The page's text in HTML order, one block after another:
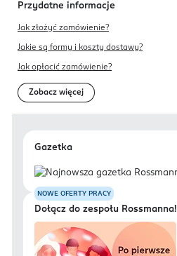
Przydatne informacje
Jak złożyć zamówienie?
Jakie są formy i koszty dostawy?
Jak opłacić zamówienie?
Zobacz więcej
Gazetka
NOWE OFERTY PRACY
Dołącz do zespołu Rossmanna!